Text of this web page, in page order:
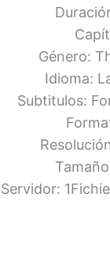
Género:
Idioma:
Subtitulos:
Servidor: